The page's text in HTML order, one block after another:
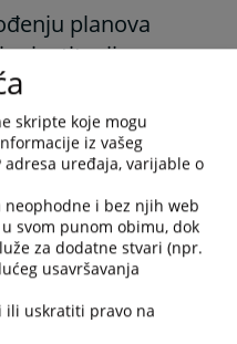
planova
institucijama za
integrtiteta u
godinu
jezik
skripte koje mogu
iz vašeg
uređaja, varijable o
i bez njih web
svom punom obimu, dok
za dodatne stvari (npr.
usavršavanja
ili uskratiti pravo na